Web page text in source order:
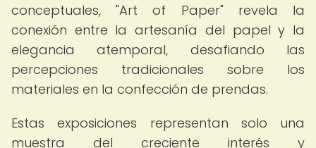
conceptuales, "Art of Paper" revela la
conexión entre la artesanía del papel y la
elegancia atemporal, desafiando las
percepciones tradicionales sobre los
materiales en la confección de prendas.
Estas exposiciones representan solo una
muestra del creciente interés y